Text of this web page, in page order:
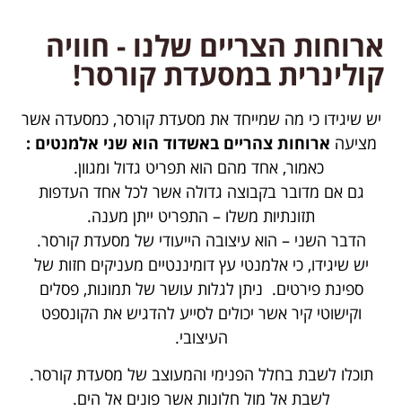
ארוחות הצריים שלנו - חוויה
קולינרית במסעדת קורסר!
יש שיגידו כי מה שמייחד את מסעדת קורסר, כמסעדה אשר
מציעה ארוחות צהריים באשדוד הוא שני אלמנטים :
כאמור, אחד מהם הוא תפריט גדול ומגוון.
גם אם מדובר בקבוצה גדולה אשר לכל אחד העדפות
תזונתיות משלו – התפריט ייתן מענה.
הדבר השני – הוא עיצובה הייעודי של מסעדת קורסר.
יש שיגידו, כי אלמנטי עץ דומיננטיים מעניקים חזות של
ספינת פירטים. ניתן לגלות עושר של תמונות, פסלים
וקישוטי קיר אשר יכולים לסייע להדגיש את הקונספט
העיצובי.
תוכלו לשבת בחלל הפנימי והמעוצב של מסעדת קורסר.
לשבת אל מול חלונות אשר פונים אל הים.